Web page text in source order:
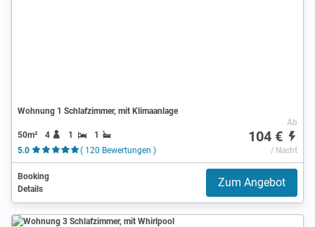
Wohnung 1 Schlafzimmer, mit Klimaanlage
50m² 4 1
1
5.0
( 120 Bewertungen )
Ab
104 €
/ Nacht
Booking
Details
Zum Angebot